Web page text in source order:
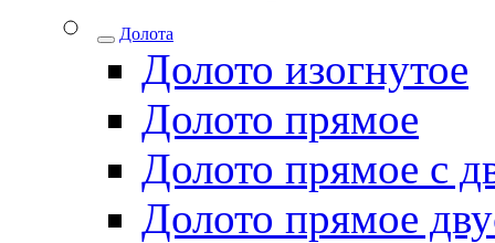
Долота
Долото изогнутое
Долото прямое
Долото прямое с
Долото прямое